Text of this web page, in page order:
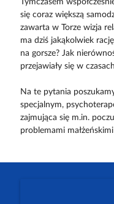
się coraz większą
zawarta w Torze wizja
ma dziś jakąkolwiek
na gorsze? Jak
przejawiały się w
Na te pytania
specjalnym,
zajmująca się m.in.
problemami